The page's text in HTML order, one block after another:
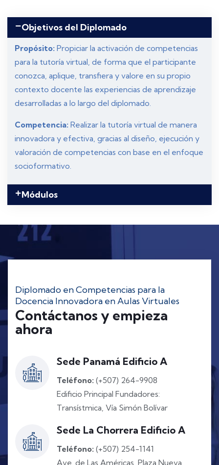
Objetivos del Diplomado
Propósito: Propiciar la activación de competencias
para la tutoría virtual, de forma que el participante
conozca, aplique, transfiera y valore en su propio
contexto docente las experiencias de aprendizaje
desarrolladas a lo largo del diplomado.
Competencia: Realizar la tutoría virtual de manera
innovadora y efectiva, gracias al diseño, ejecución y
valoración de competencias con base en el enfoque
socioformativo.
Módulos
Diplomado en Competencias para la
Docencia Innovadora en Aulas Virtuales
Contáctanos y empieza
ahora
Sede Panamá Edificio A
Teléfono: (+507) 264-9908
Edificio Principal Fundadores:
Transístmica, Vía Simón Bolívar
Sede La Chorrera Edificio A
Teléfono: (+507) 254-1141
Ave. de Las Américas, Plaza Nueva